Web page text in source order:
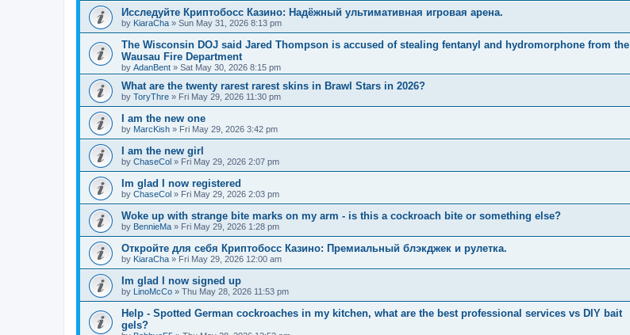
Исследуйте Криптобосс Казино: Надёжный ультимативная игровая арена.
by KiaraCha » Sun May 31, 2026 8:13 pm
The Wisconsin DOJ said Jared Thompson is accused of stealing fentanyl and hydromorphone from the
Wausau Fire Department
by AdanBent » Sat May 30, 2026 8:15 pm
What are the twenty rarest rarest skins in Brawl Stars in 2026?
by ToryThre » Fri May 29, 2026 11:30 pm
I am the new one
by MarcKish » Fri May 29, 2026 3:42 pm
I am the new girl
by ChaseCol » Fri May 29, 2026 2:07 pm
Im glad I now registered
by ChaseCol » Fri May 29, 2026 2:03 pm
Woke up with strange bite marks on my arm - is this a cockroach bite or something else?
by BennieMa » Fri May 29, 2026 1:28 pm
Откройте для себя Криптобосс Казино: Премиальный блэкджек и рулетка.
by KiaraCha » Fri May 29, 2026 12:00 am
Im glad I now signed up
by LinoMcCo » Thu May 28, 2026 11:53 pm
Help - Spotted German cockroaches in my kitchen, what are the best professional services vs DIY bait
gels?